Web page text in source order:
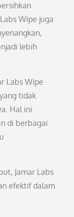
Wipe juga
lebih
Labs Wipe
tidak
Hal ini
di berbagai
Jamar Labs
efektif dalam